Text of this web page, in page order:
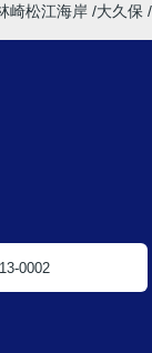
崎松江海岸 大久保
0002